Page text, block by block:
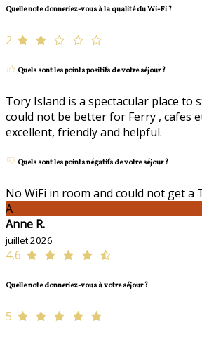
Quelle note donneriez-vous à la qualité du Wi-Fi ?
2
Quels sont les points positifs de votre séjour ?
Tory Island is a spectacular place to
could not be better for Ferry , cafes
excellent, friendly and helpful.
Quels sont les points négatifs de votre séjour ?
No WiFi in room and could not get a
A
Anne R.
juillet 2026
4,6
Quelle note donneriez-vous à votre séjour ?
5